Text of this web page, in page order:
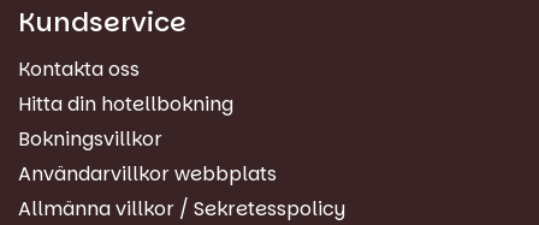
Kundservice
Kontakta oss
Hitta din hotellbokning
Bokningsvillkor
Användarvillkor webbplats
Allmänna villkor / Sekretesspolicy